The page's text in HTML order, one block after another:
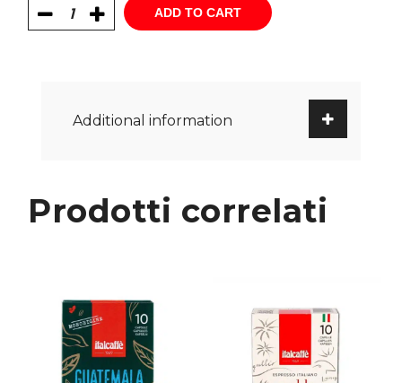
ADD TO CART
Additional information
Prodotti correlati